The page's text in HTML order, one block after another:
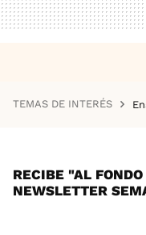
TEMAS DE INTERÉS
RECIBE "AL
NEWSLETTER